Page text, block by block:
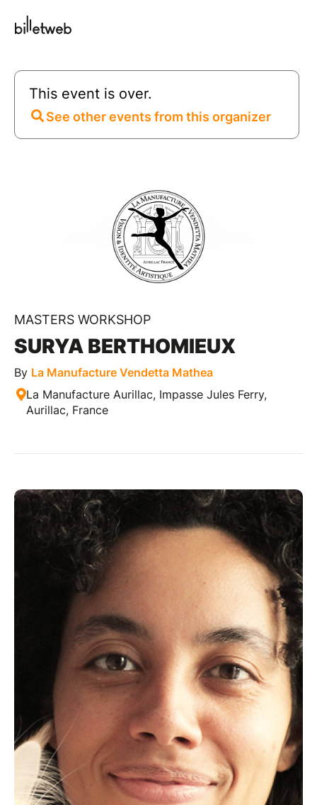
This event is over.
See other events from this organizer
MASTERS WORKSHOP
SURYA BERTHOMIEUX
By La Manufacture Vendetta Mathea
La Manufacture Aurillac, Impasse Jules Ferry,
Aurillac, France